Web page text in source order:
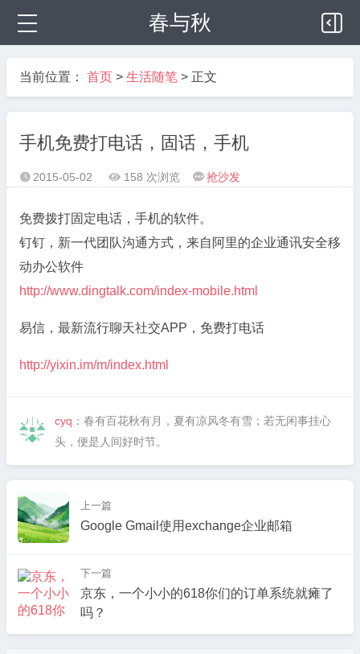
春与秋
当前位置： 首页 > 生活随笔 > 正文
手机免费打电话，固话，手机
 2015-05-02  158 次浏览  抢沙发
免费拨打固定电话，手机的软件。
钉钉，新一代团队沟通方式，来自阿里的企业通讯安全移
动办公软件
http://www.dingtalk.com/index-mobile.html
易信，最新流行聊天社交APP，免费打电话
http://yixin.im/m/index.html
cyq ：春有百花秋有月，夏有凉风冬有雪；若无闲事挂心
头，便是人间好时节。
上一篇
Google Gmail使用exchange企业邮箱
下一篇
京东，一个小小的618你们的订单系统就瘫了
吗？